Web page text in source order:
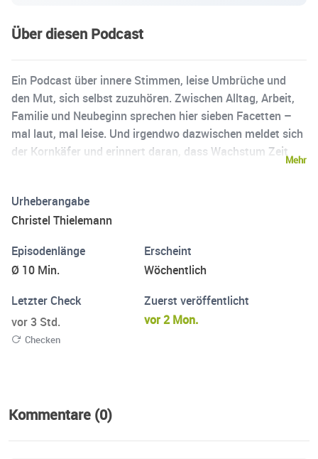
Über diesen Podcast
Ein Podcast über innere Stimmen, leise Umbrüche und
den Mut, sich selbst zuzuhören. Zwischen Alltag, Arbeit,
Familie und Neubeginn sprechen hier sieben Facetten –
mal laut, mal leise. Und irgendwo dazwischen meldet sich
der Kornkäfer und erinnert daran, dass Wachstum Zeit
Mehr
Urheberangabe
Christel Thielemann
Episodenlänge
Ø 10 Min.
Erscheint
Wöchentlich
Letzter Check
vor 3 Std.
Checken
Zuerst veröffentlicht
vor 2 Mon.
Kommentare (0)